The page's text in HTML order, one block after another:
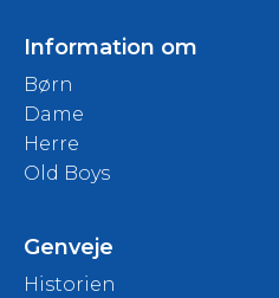
Information om
Børn
Dame
Herre
Old Boys
Genveje
Historien